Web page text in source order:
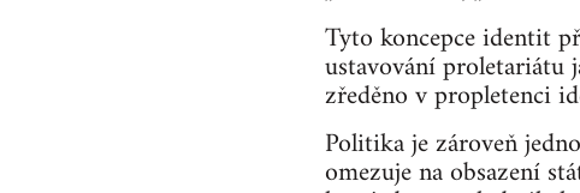
Tyto koncepce identit
ustavování proletariátu
zředěno v propletenci
Politika je zároveň
omezuje na obsazení